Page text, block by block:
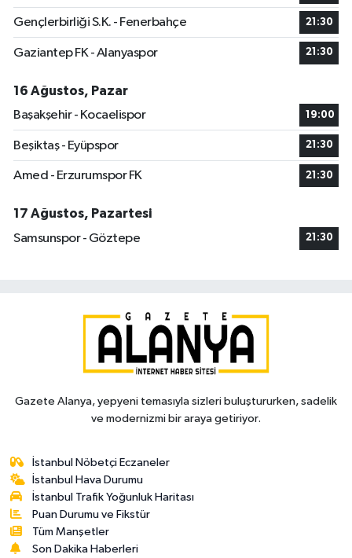
Gençlerbirliği S.K. - Fenerbahçe 21:30
Gaziantep FK - Alanyaspor 21:30
16 Ağustos, Pazar
Başakşehir - Kocaelispor
19:00
Beşiktaş - Eyüpspor 21:30
Amed - Erzurumspor FK 21:30
17 Ağustos, Pazartesi
Samsunspor - Göztepe
21:30
Gazete Alanya, yepyeni temasıyla sizleri buluştururken, sadelik
ve modernizmi bir araya getiriyor.
İstanbul Nöbetçi Eczaneler
İstanbul Hava Durumu
İstanbul Trafik Yoğunluk Haritası
Puan Durumu ve Fikstür
Tüm Manşetler
Son Dakika Haberleri